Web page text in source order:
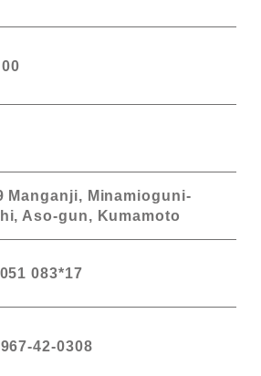
Manganji, Minamioguni-
Aso-gun, Kumamoto
083*17
42-0308